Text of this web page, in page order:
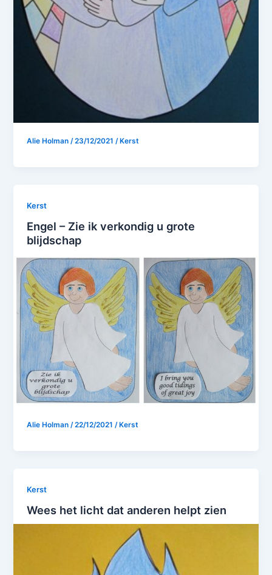
Alie Holman/23/12/2021/ Kerst
Kerst
Engel – Zie ik verkondig u grote
blijdschap
Alie Holman/22/12/2021/Kerst
Kerst
Wees het licht dat anderen helpt zien